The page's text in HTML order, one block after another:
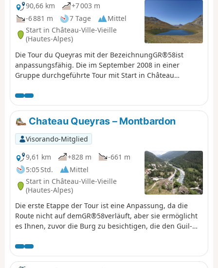
90,66 km
+7 003 m
-6 881 m
7 Tage
Mittel
Start in Château-Ville-Vieille
(Hautes-Alpes)
Die Tour du Queyras mit der BezeichnungGR®58ist
anpassungsfähig. Die im September 2008 in einer
Gruppe durchgeführte Tour mit Start in Château
einige Dreitausender umrunden und besteigen. Sie
entdecken die schönen Dörfer dieses Parks mit
bekannten Namen: Ceillac, Saint Véran, Abriés...
Außerdem ist das Wetter im Sommer fast immer schön.
Der strahlend blaue Himmel am nächsten Tag lässt Sie
das Gewitter vom Vortag schnell vergessen.
Chateau Queyras – Montbardon
Visorando-Mitglied
9,61 km
+828 m
-661 m
5:05 Std.
Mittel
Start in Château-Ville-Vieille
(Hautes-Alpes)
Die erste Etappe der Tour ist eine Anpassung, da die
Route nicht auf demGR®58verläuft, aber sie ermöglicht
es Ihnen, zuvor die Burg zu besichtigen, die den Guil-
Montbardon (Le Cadran Solaire) ist seit 2018
geschlossen. Am besten startet man in Château Queyras